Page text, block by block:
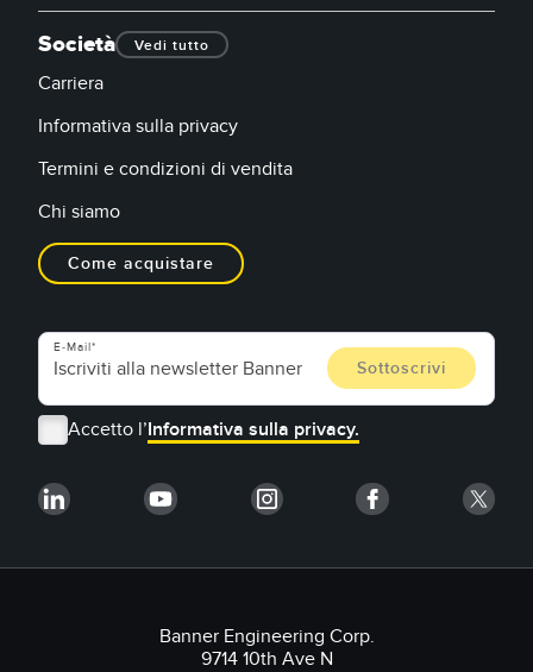
Società Vedi tutto
Carriera
Informativa sulla privacy
Termini e condizioni di vendita
Chi siamo
Come acquistare
E-Mail
Accetto l’Informativa sulla privacy.
Banner Engineering Corp.
9714 10th Ave N